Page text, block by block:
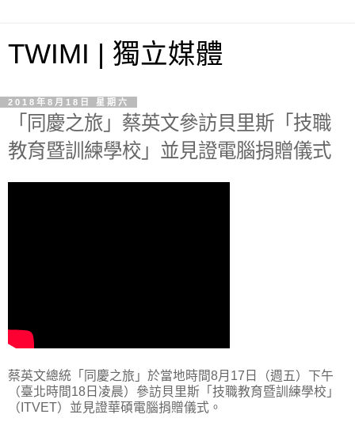
TWIMI | 獨立媒體
2018年8月18日 星期六
「同慶之旅」蔡英文參訪貝里斯「技職
教育暨訓練學校」並見證電腦捐贈儀式
蔡英文總統「同慶之旅」於當地時間8月17日（週五）下午
（臺北時間18日凌晨）參訪貝里斯「技職教育暨訓練學校」
（ITVET）並見證華碩電腦捐贈儀式。